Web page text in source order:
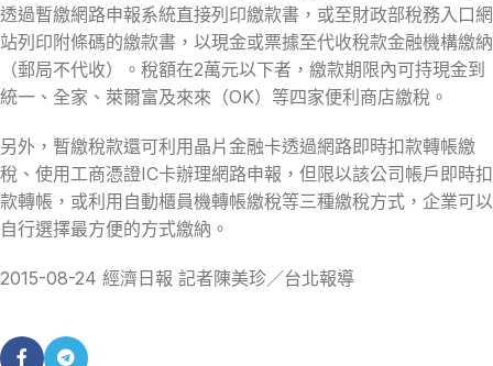
透過暫繳網路申報系統直接列印繳款書，或至財政部稅務入口網
站列印附條碼的繳款書，以現金或票據至代收稅款金融機構繳納
（郵局不代收）。稅額在2萬元以下者，繳款期限內可持現金到
統一、全家、萊爾富及來來（OK）等四家便利商店繳稅。
另外，暫繳稅款還可利用晶片金融卡透過網路即時扣款轉帳繳
稅、使用工商憑證IC卡辦理網路申報，但限以該公司帳戶即時扣
款轉帳，或利用自動櫃員機轉帳繳稅等三種繳稅方式，企業可以
自行選擇最方便的方式繳納。
2015-08-24 經濟日報 記者陳美珍／台北報導